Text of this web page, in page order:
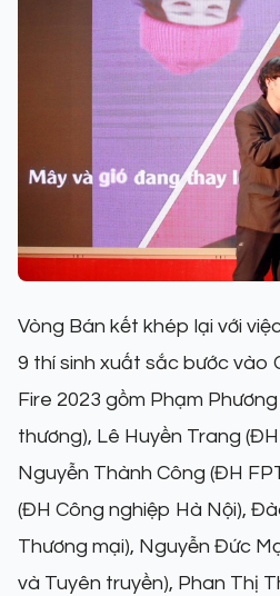
Vòng Bán kết khép lại với
9 thí sinh xuất sắc bước vào
Fire 2023 gồm Phạm
thương), Lê Huyền Trang
Nguyễn Thành Công (ĐH
(ĐH Công nghiệp Hà Nội),
Thương mại), Nguyễn Đức
và Tuyên truyền), Phan Thị